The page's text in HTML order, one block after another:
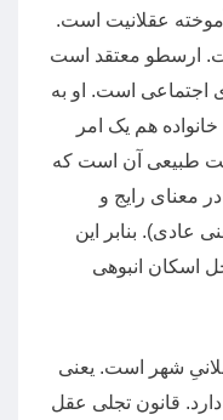
عقلانیت است.
. ارسطو معتقد است
اجتماعی است. او به
هم یک امر
طبیعی آن است که
در معنای رایج و
عادی). بنابر این
اسکان انبوهی
شهر است. یعنی
. قانون تجلی عقل